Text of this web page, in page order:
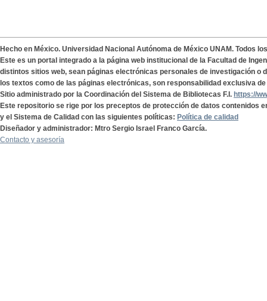
Hecho en México. Universidad Nacional Autónoma de México UNAM. Todos
Este es un portal integrado a la página web institucional de la Facultad de
distintos sitios web, sean páginas electrónicas personales de investigación o
los textos como de las páginas electrónicas, son responsabilidad exclusiva
Sitio administrado por la Coordinación del Sistema de Bibliotecas F.I. https://
Este repositorio se rige por los preceptos de protección de datos contenidos
y el Sistema de Calidad con las siguientes políticas: Política de calidad
Diseñador y administrador: Mtro Sergio Israel Franco García.
Contacto y asesoría